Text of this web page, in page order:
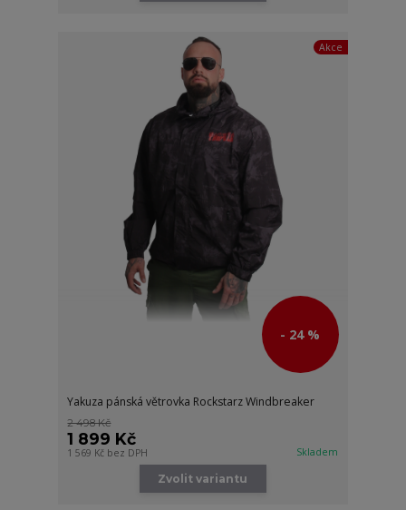
Akce
- 24 %
Yakuza pánská větrovka Rockstarz Windbreaker
2 498 Kč
1 899 Kč
1 569 Kč bez DPH Skladem
Zvolit variantu